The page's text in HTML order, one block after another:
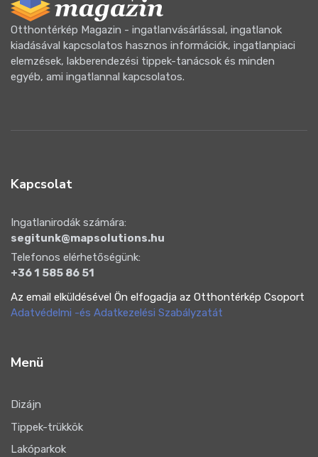
Otthontérkép Magazin - ingatlanvásárlással, ingatlanok
kiadásával kapcsolatos hasznos információk, ingatlanpiaci
elemzések, lakberendezési tippek-tanácsok és minden
egyéb, ami ingatlannal kapcsolatos.
Kapcsolat
Ingatlanirodák számára:
segitunk@mapsolutions.hu
Telefonos elérhetőségünk:
+36 1 585 86 51
Az email elküldésével Ön elfogadja az Otthontérkép Csoport
Adatvédelmi -és Adatkezelési Szabályzatát
Menü
Dizájn
Tippek-trükkök
Lakóparkok